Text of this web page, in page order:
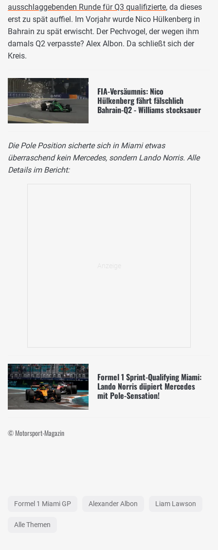
ausschlaggebenden Runde für Q3 qualifizierte, da dieses
erst zu spät auffiel. Im Vorjahr wurde Nico Hülkenberg in
Bahrain zu spät erwischt. Der Pechvogel, der wegen ihm
damals Q2 verpasste? Alex Albon. Da schließt sich der
Kreis.
FIA-Versäumnis: Nico
Hülkenberg fährt fälschlich
Bahrain-Q2 - Williams stocksauer
Die Pole Position sicherte sich in Miami etwas
überraschend kein Mercedes, sondern Lando Norris. Alle
Details im Bericht:
Formel 1 Sprint-Qualifying Miami:
Lando Norris düpiert Mercedes
mit Pole-Sensation!
© Motorsport-Magazin
Formel 1 Miami GP Alexander Albon Liam Lawson
Alle Themen